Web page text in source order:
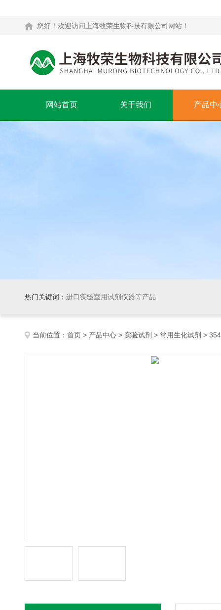
您好！欢迎访问上海牧荣生物科技有限公司网站！
网站首页 关于我们 产品中
热门关键词： 进口实验室用试剂仪器等产品
当前位置： 首页 > 产品中心 > 实验试剂 > 常用生化试剂 >